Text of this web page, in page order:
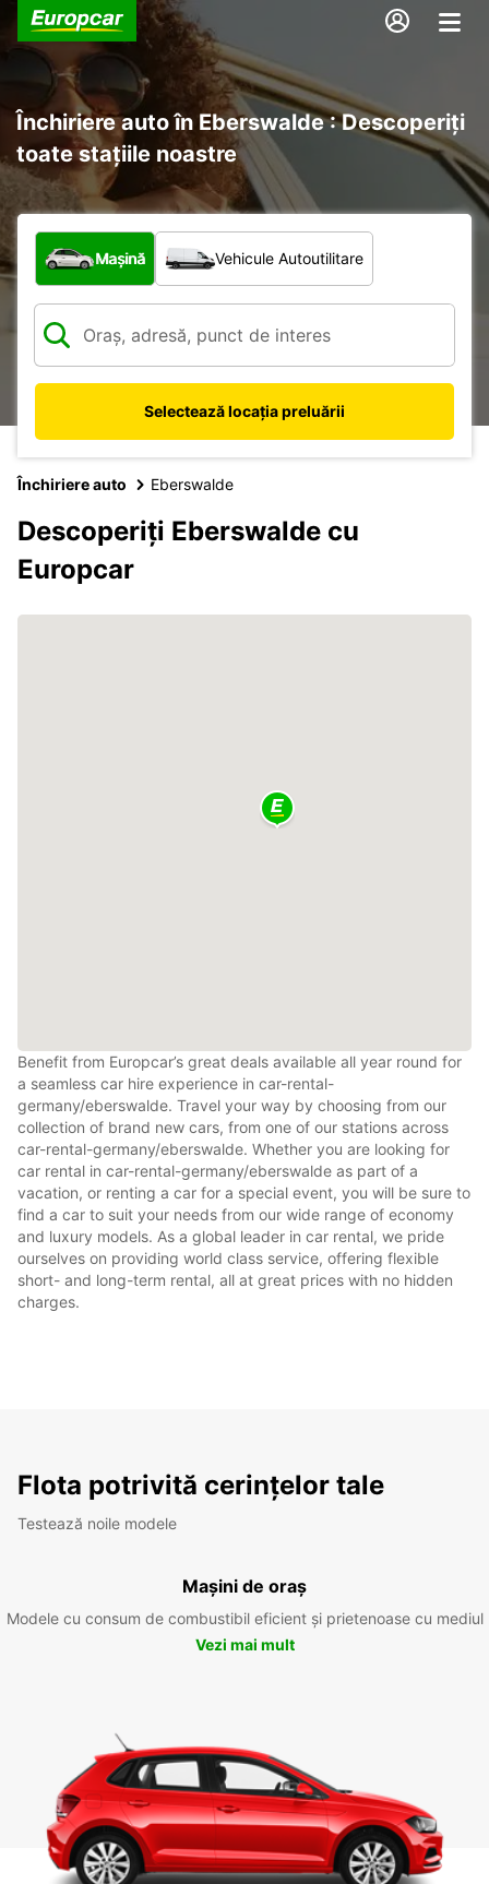
Închiriere auto în Eberswalde : Descoperiți
toate stațiile noastre
Ce tip de vehicul?
Mașină Vehicule Autoutilitare
Selectează locația preluării
Închiriere auto Eberswalde
Descoperiți Eberswalde cu
Europcar
Benefit from Europcar’s great deals available all year round for
a seamless car hire experience in car-rental-
germany/eberswalde. Travel your way by choosing from our
collection of brand new cars, from one of our stations across
car-rental-germany/eberswalde. Whether you are looking for
car rental in car-rental-germany/eberswalde as part of a
vacation, or renting a car for a special event, you will be sure to
find a car to suit your needs from our wide range of economy
and luxury models. As a global leader in car rental, we pride
ourselves on providing world class service, offering flexible
short- and long-term rental, all at great prices with no hidden
charges.
Flota potrivită cerințelor tale
Testează noile modele
Mașini de oraș
Modele cu consum de combustibil eficient și prietenoase cu mediul
Vezi mai mult